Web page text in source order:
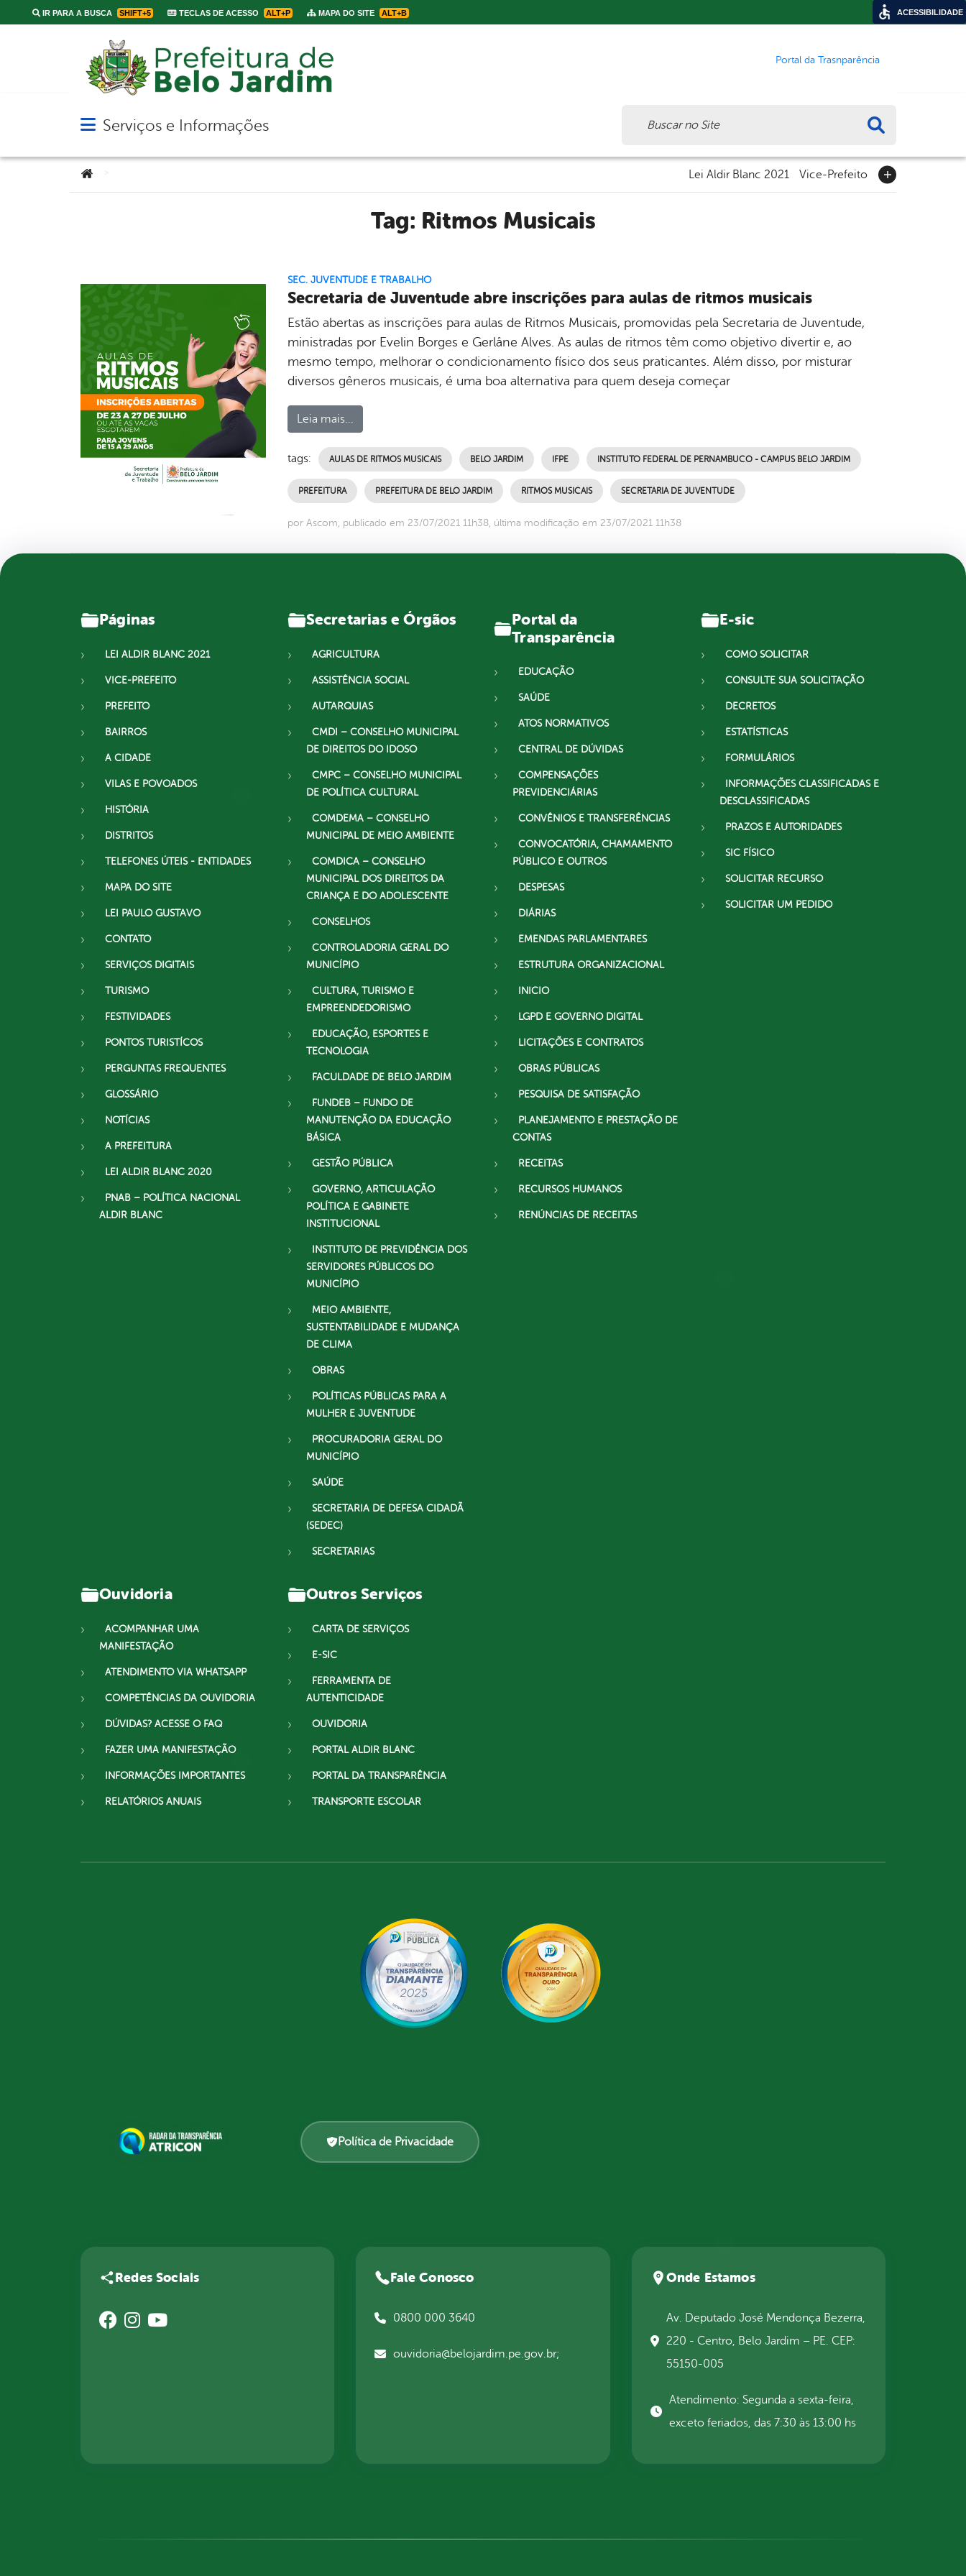
IR PARA A BUSCA SHIFT+5 TECLAS DE ACESSO ALT+P MAPA DO SITE ALT+B
Portal da Trasnparência
Abrir menu principal de navegação
Serviços e Informações
Você está aqui: Lei Aldir Blanc 2021 Vice-Prefeito
Tag: Ritmos Musicais
SEC. JUVENTUDE E TRABALHO
Secretaria de Juventude abre inscrições para aulas de ritmos musicais
Estão abertas as inscrições para aulas de Ritmos Musicais, promovidas pela Secretaria de Juventude,
ministradas por Evelin Borges e Gerlâne Alves. As aulas de ritmos têm como objetivo divertir e, ao
mesmo tempo, melhorar o condicionamento físico dos seus praticantes. Além disso, por misturar
diversos gêneros musicais, é uma boa alternativa para quem deseja começar
Leia mais...
tags: AULAS DE RITMOS MUSICAIS BELO JARDIM IFPE INSTITUTO FEDERAL DE PERNAMBUCO - CAMPUS BELO JARDIM
PREFEITURA PREFEITURA DE BELO JARDIM RITMOS MUSICAIS SECRETARIA DE JUVENTUDE
por Ascom, publicado em 23/07/2021 11h38, última modificação em 23/07/2021 11h38
Páginas
LEI ALDIR BLANC 2021
VICE-PREFEITO
PREFEITO
BAIRROS
A CIDADE
VILAS E POVOADOS
HISTÓRIA
DISTRITOS
TELEFONES ÚTEIS - ENTIDADES
MAPA DO SITE
LEI PAULO GUSTAVO
CONTATO
SERVIÇOS DIGITAIS
TURISMO
FESTIVIDADES
PONTOS TURISTÍCOS
PERGUNTAS FREQUENTES
GLOSSÁRIO
NOTÍCIAS
A PREFEITURA
LEI ALDIR BLANC 2020
PNAB – POLÍTICA NACIONAL
ALDIR BLANC
Secretarias e Órgãos
AGRICULTURA
ASSISTÊNCIA SOCIAL
AUTARQUIAS
CMDI – CONSELHO MUNICIPAL
DE DIREITOS DO IDOSO
CMPC – CONSELHO MUNICIPAL
DE POLÍTICA CULTURAL
COMDEMA – CONSELHO
MUNICIPAL DE MEIO AMBIENTE
COMDICA – CONSELHO
MUNICIPAL DOS DIREITOS DA
CRIANÇA E DO ADOLESCENTE
CONSELHOS
CONTROLADORIA GERAL DO
MUNICÍPIO
CULTURA, TURISMO E
EMPREENDEDORISMO
EDUCAÇÃO, ESPORTES E
TECNOLOGIA
FACULDADE DE BELO JARDIM
FUNDEB – FUNDO DE
MANUTENÇÃO DA EDUCAÇÃO
BÁSICA
GESTÃO PÚBLICA
GOVERNO, ARTICULAÇÃO
POLÍTICA E GABINETE
INSTITUCIONAL
INSTITUTO DE PREVIDÊNCIA DOS
SERVIDORES PÚBLICOS DO
MUNICÍPIO
MEIO AMBIENTE,
SUSTENTABILIDADE E MUDANÇA
DE CLIMA
OBRAS
POLÍTICAS PÚBLICAS PARA A
MULHER E JUVENTUDE
PROCURADORIA GERAL DO
MUNICÍPIO
SAÚDE
SECRETARIA DE DEFESA CIDADÃ
(SEDEC)
SECRETARIAS
Portal da
Transparência
EDUCAÇÃO
SAÚDE
ATOS NORMATIVOS
CENTRAL DE DÚVIDAS
COMPENSAÇÕES
PREVIDENCIÁRIAS
CONVÊNIOS E TRANSFERÊNCIAS
CONVOCATÓRIA, CHAMAMENTO
PÚBLICO E OUTROS
DESPESAS
DIÁRIAS
EMENDAS PARLAMENTARES
ESTRUTURA ORGANIZACIONAL
INICIO
LGPD E GOVERNO DIGITAL
LICITAÇÕES E CONTRATOS
OBRAS PÚBLICAS
PESQUISA DE SATISFAÇÃO
PLANEJAMENTO E PRESTAÇÃO DE
CONTAS
RECEITAS
RECURSOS HUMANOS
RENÚNCIAS DE RECEITAS
E-sic
COMO SOLICITAR
CONSULTE SUA SOLICITAÇÃO
DECRETOS
ESTATÍSTICAS
FORMULÁRIOS
INFORMAÇÕES CLASSIFICADAS E
DESCLASSIFICADAS
PRAZOS E AUTORIDADES
SIC FÍSICO
SOLICITAR RECURSO
SOLICITAR UM PEDIDO
Ouvidoria
ACOMPANHAR UMA
MANIFESTAÇÃO
ATENDIMENTO VIA WHATSAPP
COMPETÊNCIAS DA OUVIDORIA
DÚVIDAS? ACESSE O FAQ
FAZER UMA MANIFESTAÇÃO
INFORMAÇÕES IMPORTANTES
RELATÓRIOS ANUAIS
Outros Serviços
CARTA DE SERVIÇOS
E-SIC
FERRAMENTA DE
AUTENTICIDADE
OUVIDORIA
PORTAL ALDIR BLANC
PORTAL DA TRANSPARÊNCIA
TRANSPORTE ESCOLAR
Política de Privacidade
Redes Sociais Fale Conosco
0800 000 3640
ouvidoria@belojardim.pe.gov.br;
Onde Estamos
Av. Deputado José Mendonça Bezerra,
220 - Centro, Belo Jardim – PE. CEP:
55150-005
Atendimento: Segunda a sexta-feira,
exceto feriados, das 7:30 às 13:00 hs
ACESSIBILIDADE